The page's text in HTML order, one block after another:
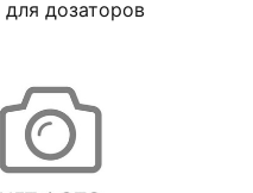
дозаторов